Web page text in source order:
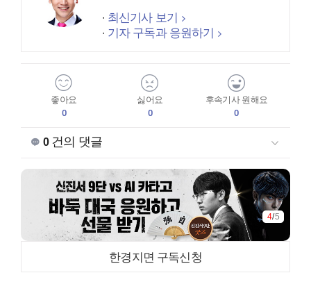
최신기사 보기
기자 구독과 응원하기
좋아요
0
싫어요
0
후속기사 원해요
0
0건의 댓글
4/5
한경지면 구독신청